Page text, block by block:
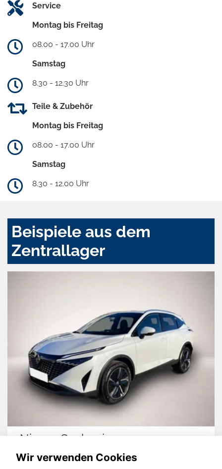
Service
Montag bis Freitag
08.00 - 17.00 Uhr
Samstag
8.30 - 12.30 Uhr
Teile & Zubehör
Montag bis Freitag
08.00 - 17.00 Uhr
Samstag
8.30 - 12.00 Uhr
Beispiele aus dem
Zentrallager
Nissan Qashqai
Wir verwenden Cookies